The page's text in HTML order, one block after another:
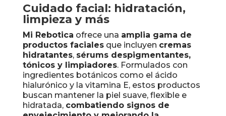
Cuidado facial: hidratación,
limpieza y más
Mi Rebotica ofrece una amplia gama de
productos facialesque incluyen cremas
hidratantes, sérums despigmentantes,
tónicos y limpiadores. Formulados con
ingredientes botánicos como el ácido
hialurónico y la vitamina E, estos productos
buscan mantener la piel suave, flexible e
hidratada, combatiendo signos de